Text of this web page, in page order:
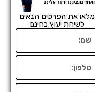
מלאו את הפרטים הבאים
לשיחת יעוץ בחינם